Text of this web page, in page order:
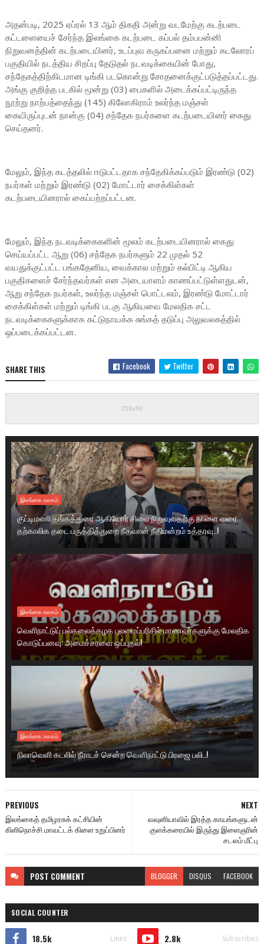
அதன்படி, 2025 ஏப்ரல் 13 ஆம் திகதி அன்று வடமேற்கு கடற்படை
கட்டளையைச் சேர்ந்த இலங்கை கடற்படை கப்பல் தம்பபன்னி
நிறுவனத்தின் கடற்படையினர், உடப்புவ கருகப்பனை மற்றும் கடலோரப்
பகுதியில் நடத்திய சிறப்பு தேடுதல் நடவடிக்கையின் போது,
சந்தேகத்திற்கிடமான டிங்கி படகொன்று சோதனைக்குட்படுத்தப்பட்டது.
அங்கு குறித்த படகில் மூன்று (03) பைகளில் அடைக்கப்பட்டிருந்த
நூற்று நாற்பத்தைந்து (145) கிலோகிராம் உலர்ந்த மஞ்சள்
கையிருப்புடன் நான்கு (04) சந்தேக நபர்களை கடற்படையினர் கைது
செய்தனர்.
மேலும், இந்த கடத்தலில் ஈடுபட்டதாக சந்தேகிக்கப்படும் இரண்டு (02)
நபர்கள் மற்றும் இரண்டு (02) மோட்டார் சைக்கிள்கள்
கடற்படையினரால் கைப்பற்றப்பட்டன.
மேலும், இந்த நடவடிக்கைகளின் மூலம் கடற்படையினரால் கைது
செய்யப்பட்ட ஆறு (06) சந்தேக நபர்களும் 22 முதல் 52
வயதுக்குட்பட்ட பங்கதேனிய, வைக்கால மற்றும் கல்பிட்டி ஆகிய
பகுதிகளைச் சேர்ந்தவர்கள் என அடையாளம் காணப்பட்டுள்ளதுடன்,
ஆறு சந்தேக நபர்கள், உலர்ந்த மஞ்சள் பொட்டலம், இரண்டு மோட்டார்
சைக்கிள்கள் மற்றும் டிங்கி படகு ஆகியவை மேலதிக சட்ட
நடவடிக்கைகளுக்காக கட்டுநாயக்க சுங்கத் தடுப்பு அலுவலகத்தில்
ஒப்படைக்கப்பட்டன.
SHARE THIS Facebook Twitter
இலங்கை.உலகம்
குட்டிமணி தங்கத்துரை ஆகியோர் சிலை நிறுவுவதற்கு நாளை வரை
தற்காலிக தடை பருத்தித்துறை நீதவான் நீதிமன்றம் உத்தரவு..!
இலங்கை.உலகம்
வெளிநாட்டுப் பல்கலைக்கழக புலமைப்பரிசில் மாணவர்களுக்கு மேலதிக
கொடுப்பனவு: அமைச்சரவை ஒப்புதல்!
இலங்கை.உலகம்
நிலாவெளி கடலில் நீராடச் சென்ற வௌிநாட்டு பிரஜை பலி..!
NEXT
வவுனியாவில் இரத்த காயங்களுடன்
குளக்கரையில் இருந்து இளைஞரின்
சடலம் மீட்பு
PREVIOUS
இலங்கைத் தமிழரசுக் கட்சியின்
கிளிநொச்சி மாவட்டக் கிளை உறுப்பினர்
POST COMMENT BLOGGER DISQUS FACEBOOK
SOCIAL COUNTER
18.5k Likes 2.8k Subscribes